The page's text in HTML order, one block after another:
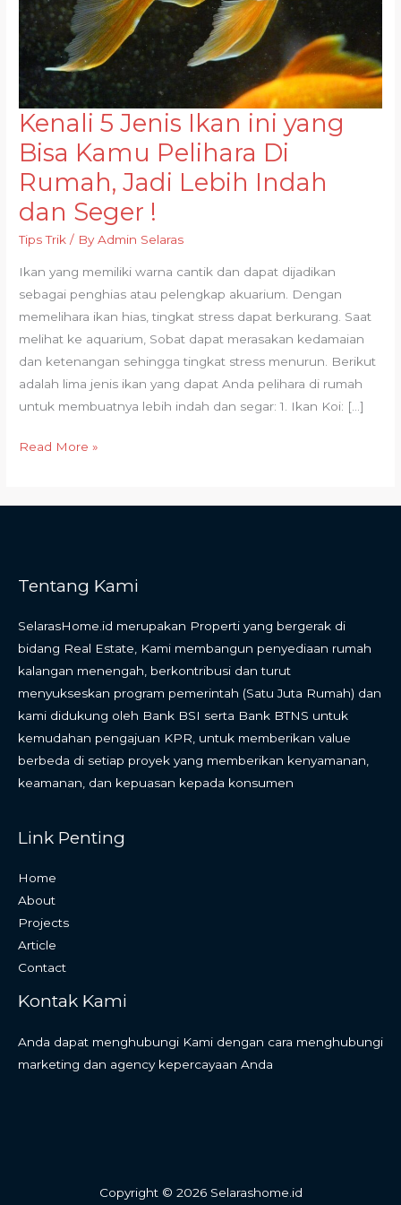
Kenali 5 Jenis Ikan ini yang
Bisa Kamu Pelihara Di
Rumah, Jadi Lebih Indah
dan Seger !
Tips Trik / ByAdmin Selaras
Ikan yang memiliki warna cantik dan dapat dijadikan
sebagai penghias atau pelengkap akuarium. Dengan
memelihara ikan hias, tingkat stress dapat berkurang. Saat
melihat ke aquarium, Sobat dapat merasakan kedamaian
dan ketenangan sehingga tingkat stress menurun. Berikut
adalah lima jenis ikan yang dapat Anda pelihara di rumah
untuk membuatnya lebih indah dan segar: 1. Ikan Koi: […]
Kenali
5
Jenis
Ikan
ini
Kamu
Pelihara
Di
Rumah,
Jadi
Lebih
Indah
Seger
Read More »
Tentang Kami
SelarasHome.id merupakan Properti yang bergerak di
bidang Real Estate, Kami membangun penyediaan rumah
kalangan menengah, berkontribusi dan turut
menyukseskan program pemerintah (Satu Juta Rumah) dan
kami didukung oleh Bank BSI serta Bank BTNS untuk
kemudahan pengajuan KPR, untuk memberikan value
berbeda di setiap proyek yang memberikan kenyamanan,
keamanan, dan kepuasan kepada konsumen
Link Penting
Home
About
Projects
Article
Contact
Kontak Kami
Anda dapat menghubungi Kami dengan cara menghubungi
marketing dan agency kepercayaan Anda
Copyright © 2026 Selarashome.id